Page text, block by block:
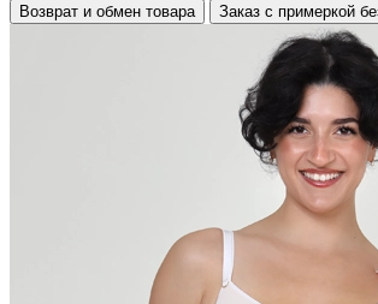
Возврат и обмен товара
Заказ с примеркой